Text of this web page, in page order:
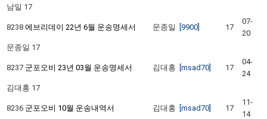
남일 17
8238 에브리데이 22년 6월 운송명세서 문종일 [9900] 17
07-
20
문종일 17
8237 군포오비 23년 03월 운송명세서 김대홍 [msad70] 17
04-
24
김대홍 17
8236 군포오비 10월 운송내역서 김대홍 [msad70] 17
11-
14